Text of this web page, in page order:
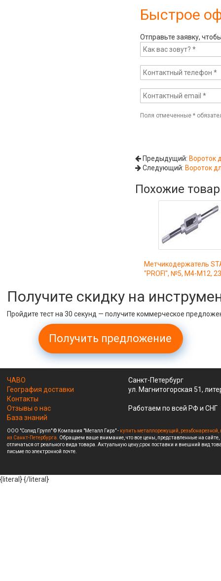
Быстрое
Отправьте заявку,
Поля отмеченные*
Предыдущий: Вороток
Следующий: Вороток
Похожие
Метчикодержатель
"PROFI", №5, М4-М12,
Получите скидку на
Пройдите тест на 30 секунд — получите коммерческое
Получить предложение
ЧАВО
География доставки
Контакты
Отзывы о нас
База знаний
Санкт-Петербург
ул. Магнитогорская 51,
Работаем по всей РФ и СНГ
ООО "Солид Групп" © Компания "Металл Гирз" - купить металлорежущий,
из Санкт-Петербурга. Обращаем ваше внимание, что все цены, представленные на
отличаться от реального вида товара. Актуальную цену,срок поставки и внешний вид
письме по электронной почте.
{literal}{/literal}